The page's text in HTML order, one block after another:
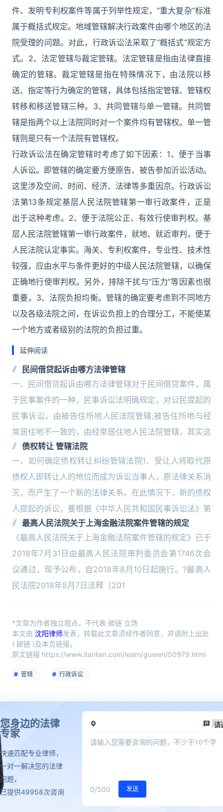
件、发明专利权案件等属于列举性规定，“重大复杂”标准
属于概括式规定。地域管辖解决行政案件由哪个地区的法
院受理的问题。对此，行政诉讼法采取了“概括式”规定方
式。2、法定管辖与裁定管辖。法定管辖是指由法律直接
确定的管辖。裁定管辖是指在特殊情况下，由法院以移
送、指定等行为确定的管辖，具体包括指定管辖、管辖权
转移和移送管辖三种。3、共同管辖与单一管辖。共同管
辖是指两个以上法院同时对一个案件均有管辖权。单一管
辖则是只有一个法院有管辖权。
行政诉讼法在确定管辖时考虑了如下因素：1、便于当事
人诉讼。即管辖的确定要方便原告、被告参加沂讼活动。
这里涉及空间、时间、经济、法律等多重因京。行政诉讼
法第13条规定基层人民法院管辖第一审行政案件，正是
出于这种考虑。2、便于法院公正、有效行使审判权。基
层人民法院管辖第一审行政案件，就地、就近审判，便于
人民法院认定事实。海关、专利权案件，专业性、技术性
较强，应由水平与条件更好的中级人民法院管辖，以确保
正确地行使审判权。另外，排除干扰与“压力”等因素也很
重要。3、法院负担均衡。管辖的确定要考虑到不同地方
以及各级法院之间，在诉讼负担上的合理分工，不能使某
一个地方或者级别的法院的负担过重。
延伸阅读
民间借贷起诉由哪方法律管辖
一、民间借贷起诉由哪方法律管辖对于民间借贷案件，属
于民事案件的一种，民事诉讼法明确规定，对公民提起的
民事诉讼，由被告住所地人民法院管辖;被告住所地与经
常居住地不一致的，由经常居住地人民法院管辖，其实这
债权转让 管辖法院
一、如何确定债权转让纠纷管辖法院1、受让人将取代原
债权人即转让人的地位而成为诉讼当事人，原法律关系消
灭，而产生了一个新的法律关系。在此情况下，新的债权
人提起的诉讼，要根据《中华人民共和国民事诉讼法》第
最高人民法院关于上海金融法院案件管辖的规定
《最高人民法院关于上海金融法院案件管辖的规定》已于
2018年7月31日由最高人民法院审判委员会第1746次会
议通过，现予公布，自2018年8月10日起施行。?最高人
民法院2018年8月7日法释〔201
*文章为作者独立观点，不代表 碳链 立场
本文由 沈阳律师发表，转载此文章须经作者同意，并请附上出处
( 碳链 )及本页链接。
原文链接 https://www.itanlian.com/learn/guwen/50979.html
管辖 行政诉讼
您身边的法律
专家
快速匹配专业律师，
一对一解决您的法律
问题，
已提供49958次咨询
0/500 发送